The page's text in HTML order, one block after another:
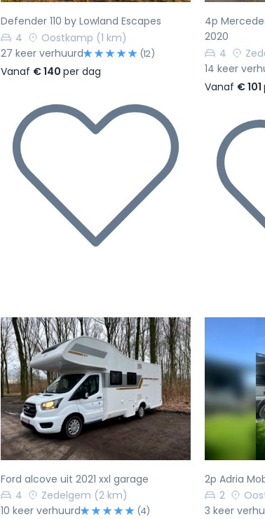
Defender 110 by Lowland Escapes
4
Oostkamp (1 km)
27 keer verhuurd
(12)
Vanaf € 140 per dag
4p
2020
4
14 keer
Vanaf € 101
Vorige Volgende
Ford alcove uit 2021 xxl garage
4
Zedelgem (2 km)
10 keer verhuurd
(4)
Vorige
2p Adria
2
3 keer